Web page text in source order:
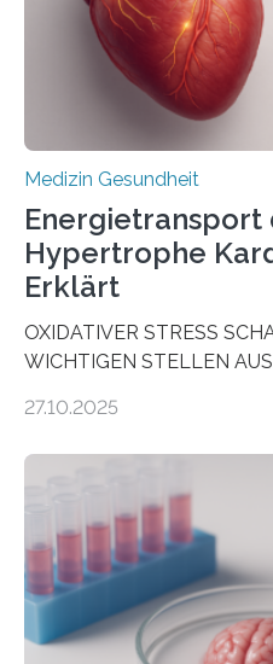
dienen könnte.
häufigsten Krebsarten und
Medizin Gesundheit
Energietransport
Hypertrophe
Erklärt
OXIDATIVER STRESS
WICHTIGEN STELLEN
aus dem Deutschen
im Journal Circulation,
der Hypertrophen
kann und wie sich durch
Herzbelastung und des
Rhythmusstörungen
hypertrophe
erblich bedingte
27.10.2025